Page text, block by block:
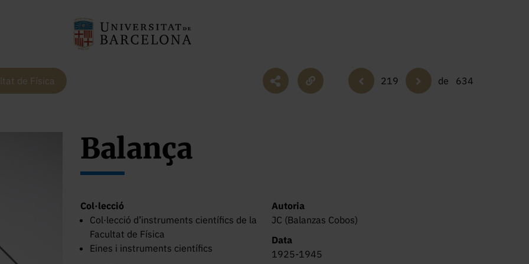
de Física 219 de 634
Balança
Col·lecció
Col·lecció d’instruments científics de la
Facultat de Física
Eines i instruments científics
Autoria
JC (Balanzas Cobos)
Data
1925-1945